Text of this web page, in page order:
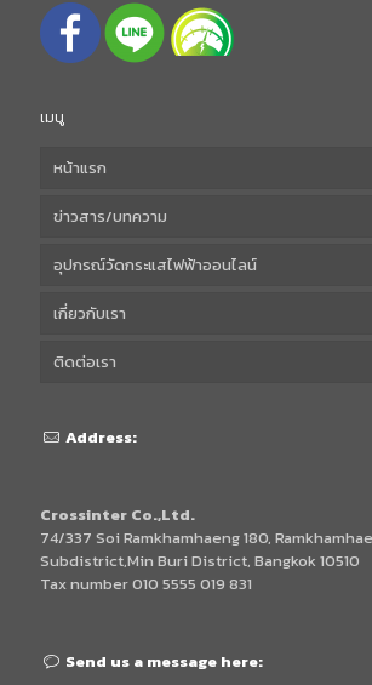
เมนู
หน้าแรก
ข่าวสาร/บทความ
อุปกรณ์วัดกระแสไฟฟ้าออนไลน์
เกี่ยวกับเรา
ติดต่อเรา
Address:
Crossinter Co.,Ltd.
74/337 Soi Ramkhamhaeng 180,
Subdistrict,Min Buri District, Bangkok 10510
Tax number 010 5555 019 831
Send us a message here: